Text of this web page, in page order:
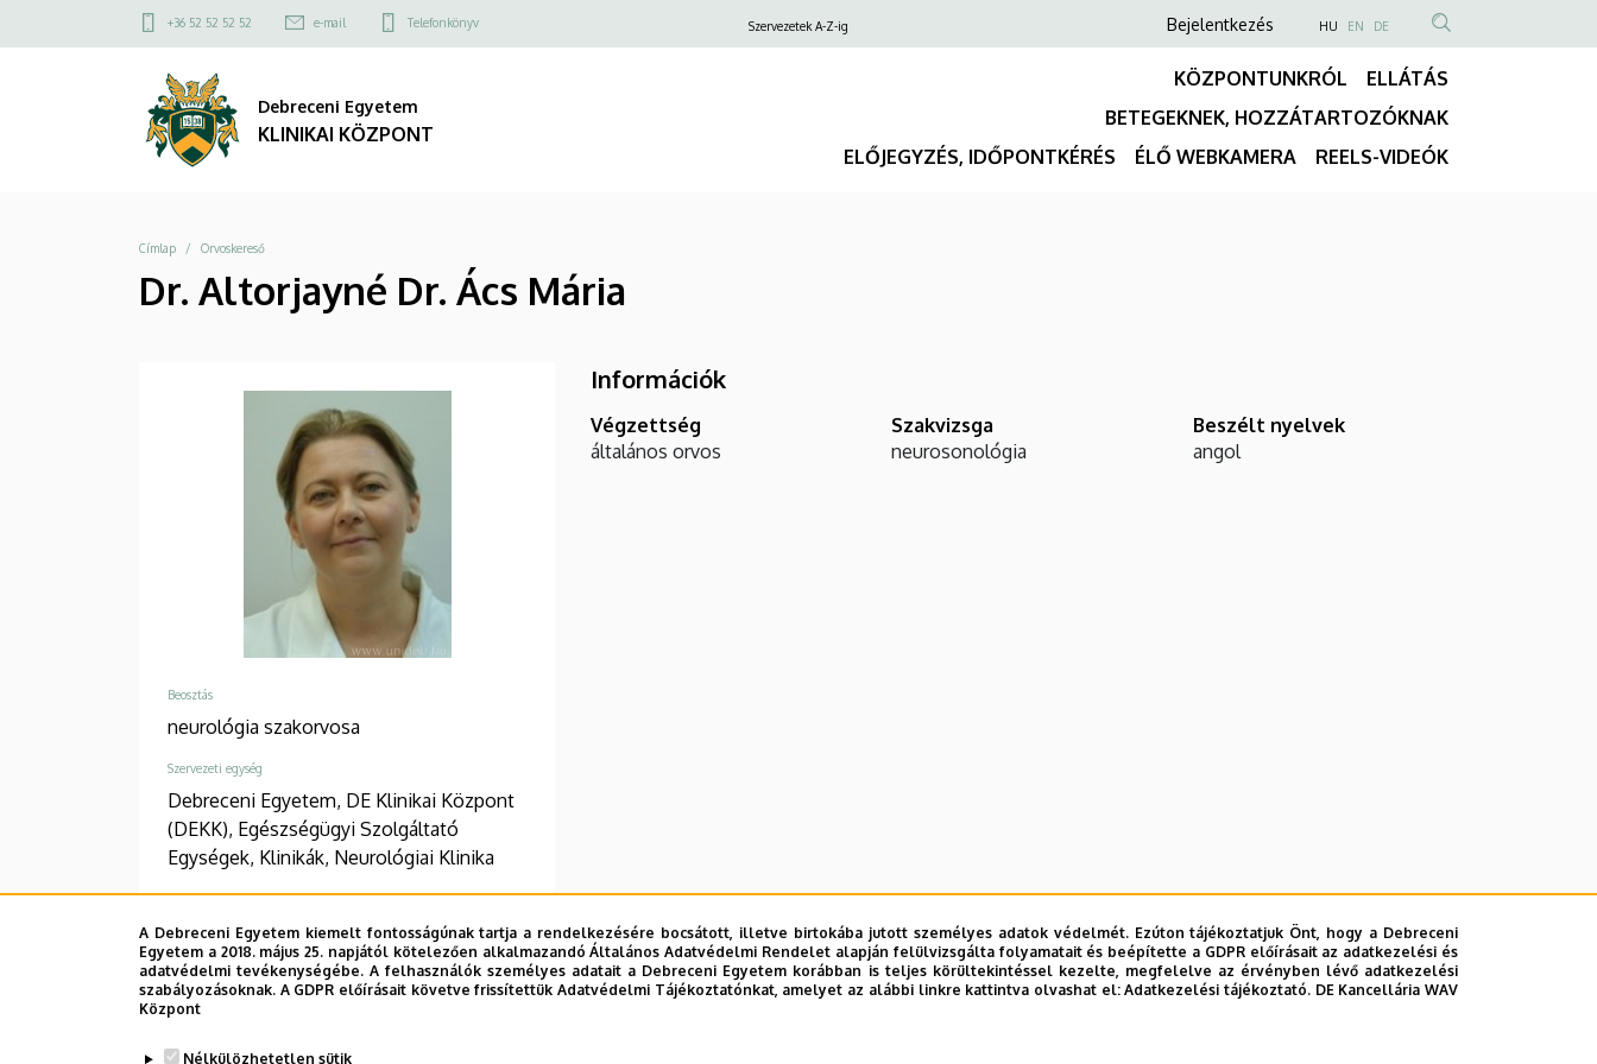
A Debreceni Egyetem kiemelt fontosságúnak tartja a rendelkezésére bocsátott, illetve birtokába jutott személyes adatok védelmét. Ezúton tájékoztatjuk Önt, hogy a Debreceni
Egyetem a 2018. május 25. napjától kötelezően alkalmazandó Általános Adatvédelmi Rendelet alapján felülvizsgálta folyamatait és beépítette a GDPR előírásait az adatkezelési és
adatvédelmi tevékenységébe. A felhasználók személyes adatait a Debreceni Egyetem korábban is teljes körültekintéssel kezelte, megfelelve az érvényben lévő adatkezelési
szabályozásoknak. A GDPR előírásait követve frissítettük Adatvédelmi Tájékoztatónkat, amelyet az alábbi linkre kattintva olvashat el:Adatkezelési tájékoztató. DE Kancellária WAV
Központ
Nélkülözhetetlen sütik
KÖZPONT
a
Felső
menü
+36 52 52 52 52 e-mail Telefonkönyv Szervezetek A-Z-ig
Anonim
fiók
menüje
Bejelentkezés NYELVVÁLASZTÓ
HU EN DE
TARTALOM
KERESÉSE
Debreceni Egyetem
KLINIKAI KÖZPONT
KÖZPONTUNKRÓL
ELLÁTÁS
BETEGEKNEK, HOZZÁTARTOZÓKNAK
ELŐJEGYZÉS, IDŐPONTKÉRÉS
ÉLŐ WEBKAMERA REELS-VIDEÓK
Morzsa
Címlap Orvoskereső
Dr. Altorjayné Dr. Ács Mária
Beosztás
neurológia szakorvosa
Szervezeti egység
Debreceni Egyetem, DE Klinikai Központ
(DEKK), Egészségügyi Szolgáltató
Egységek, Klinikák, Neurológiai Klinika
Telefon
+36 52 525 252 / 44660
Cím
4026 Debrecen Bethlen utca 11-17
Épület, emelet, szobaszám
Információk
Végzettség
általános orvos
Szakvizsga
neurosonológia
Beszélt nyelvek
angol